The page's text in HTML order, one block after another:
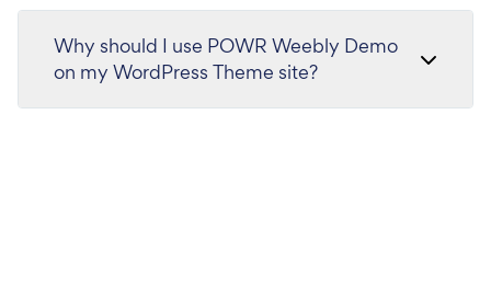
Why should I use POWR Weebly Demo
on my WordPress Theme site?